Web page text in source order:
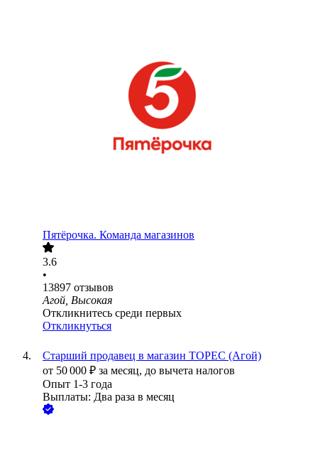
Пятёрочка. Команда магазинов
3.6
•
13897 отзывов
Агой, Высокая
Откликнитесь среди первых
Откликнуться
Старший продавец в магазин ТОРЕС (Агой)
от 50 000 ₽ за месяц, до вычета налогов
Опыт 1-3 года
Выплаты: Два раза в месяц